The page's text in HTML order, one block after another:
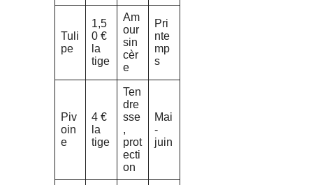
Tuli
pe
1,5
0 €
la
tige
Am
our
sin
cèr
e
Pri
nte
mp
s
Piv
oin
e
4 €
la
tige
Ten
dre
sse
,
prot
ecti
on
Mai
-
juin